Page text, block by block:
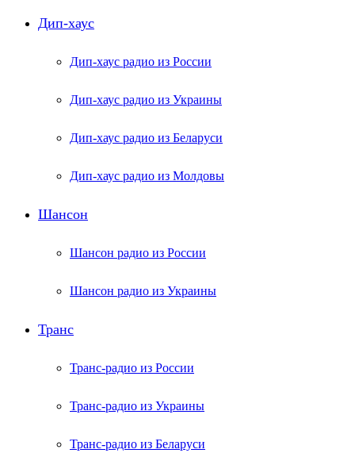
Дип-хаус
Дип-хаус радио из России
Дип-хаус радио из Украины
Дип-хаус радио из Беларуси
Дип-хаус радио из Молдовы
Шансон
Шансон радио из России
Шансон радио из Украины
Транс
Транс-радио из России
Транс-радио из Украины
Транс-радио из Беларуси